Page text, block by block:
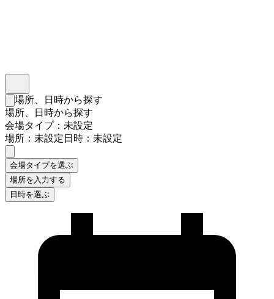
検索フォームを閉じる
場所、日時から探す
場所、日時から探す
会場タイプ：未設定
場所：未設定日時：未設定
会場タイプを選ぶ
場所を入力する
日時を選ぶ